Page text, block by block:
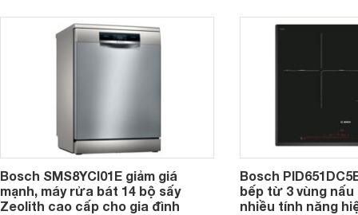
nhiều cửa hàng, đại lý.
mẫu bếp đáp ứng
Bosch SMS8YCI01E giảm giá
mạnh, máy rửa bát 14 bộ sấy
Zeolith cao cấp cho gia đình
Bosch
bếp từ 3 vùng
nhiều tính năng